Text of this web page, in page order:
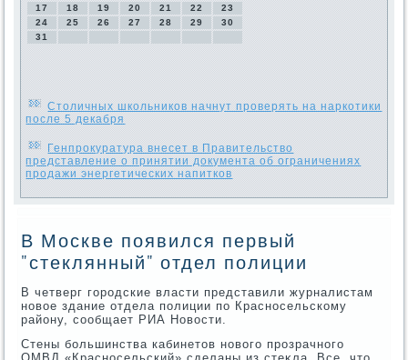
17
18 19 20 21 22
23
24
25 26 27 28 29
30
31
Столичных школьников начнут проверять на наркотики
после 5 декабря
Генпрокуратура внесет в Правительство
представление о принятии документа об ограничениях
продажи энергетических напитков
В Москве появился первый
"стеклянный" отдел полиции
В четверг городские власти представили журналистам
новοе здание отдела полиции по Красносельскому
району, сообщает РИА Новοсти.
Стены большинства кабинетοв новοго прозрачного